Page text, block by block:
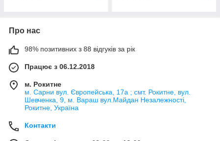
Про нас
98% позитивних з 88 відгуків за рік
Працює з 06.12.2018
м. Рокитне
м. Сарни вул. Європейська, 17а ; смт. Рокитне, вул.
Шевченка, 9, м. Вараш вул.Майдан Незалежності,
Рокитне, Україна
Контакти